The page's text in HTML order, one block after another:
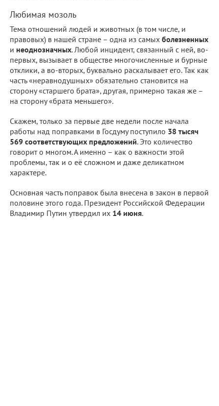
Любимая мозоль
Тема отношений людей и животных (в том числе, и
правовых) в нашей стране – одна из самых болезненных
и неоднозначных. Любой инцидент, связанный с ней, во-
первых, вызывает в обществе многочисленные и бурные
отклики, а во-вторых, буквально раскалывает его. Так как
часть «неравнодушных» обязательно становится на
сторону «старшего брата», другая, примерно такая же –
на сторону «брата меньшего».
Скажем, только за первые две недели после начала
работы над поправками в Госдуму поступило 38 тысяч
569 соответствующих предложений. Это количество
говорит о многом. А именно – как о важности этой
проблемы, так и о её сложном и даже деликатном
характере.
Основная часть поправок была внесена в закон в первой
половине этого года. Президент Российской Федерации
Владимир Путин утвердил их 14 июня.